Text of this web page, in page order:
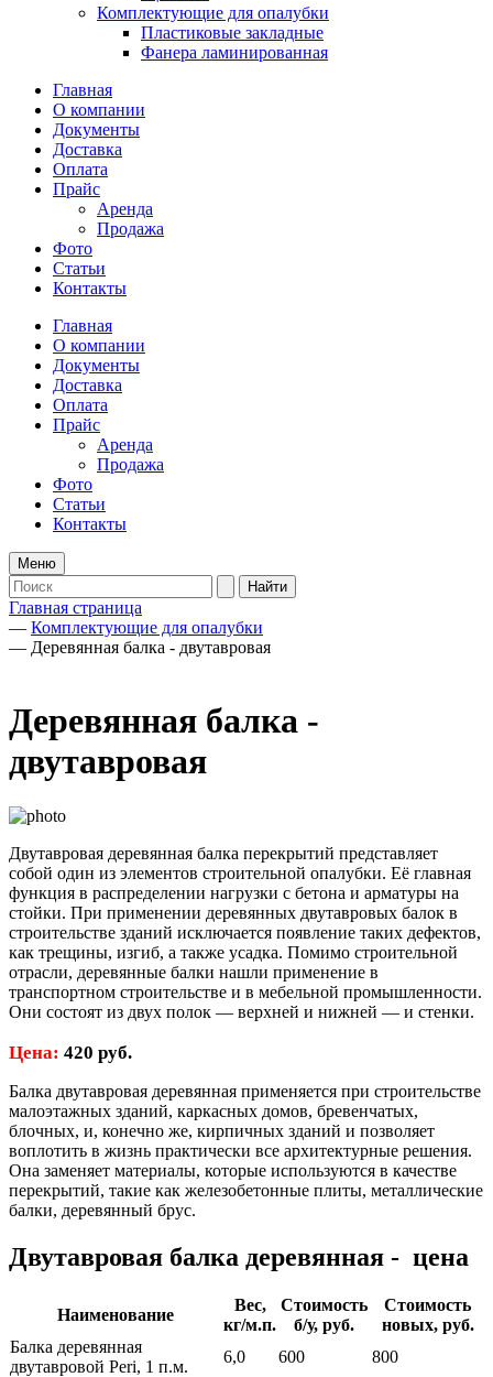
Комплектующие для опалубки
Пластиковые закладные
Фанера ламинированная
Главная
О компании
Документы
Доставка
Оплата
Прайс
Аренда
Продажа
Фото
Статьи
Контакты
Главная
О компании
Документы
Доставка
Оплата
Прайс
Аренда
Продажа
Фото
Статьи
Контакты
Меню
Главная страница
— Комплектующие для опалубки
— Деревянная балка - двутавровая
Деревянная балка -
двутавровая
Двутавровая деревянная балка перекрытий представляет
собой один из элементов строительной опалубки. Её главная
функция в распределении нагрузки с бетона и арматуры на
стойки. При применении деревянных двутавровых балок в
строительстве зданий исключается появление таких дефектов,
как трещины, изгиб, а также усадка. Помимо строительной
отрасли, деревянные балки нашли применение в
транспортном строительстве и в мебельной промышленности.
Они состоят из двух полок — верхней и нижней — и стенки.
Цена: 420 руб.
Балка двутавровая деревянная применяется при строительстве
малоэтажных зданий, каркасных домов, бревенчатых,
блочных, и, конечно же, кирпичных зданий и позволяет
воплотить в жизнь практически все архитектурные решения.
Она заменяет материалы, которые используются в качестве
перекрытий, такие как железобетонные плиты, металлические
балки, деревянный брус.
Двутавровая балка деревянная - цена
Наименование
Вес,
кг/м.п.
Стоимость
б/у, руб.
Стоимость
новых, руб.
Балка деревянная
двутавровой Peri, 1 п.м.
6,0 600
800